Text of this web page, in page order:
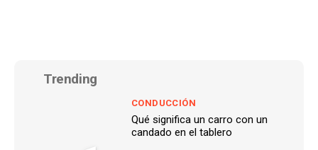
Trending
CONDUCCIÓN
Qué significa un carro con un
candado en el tablero